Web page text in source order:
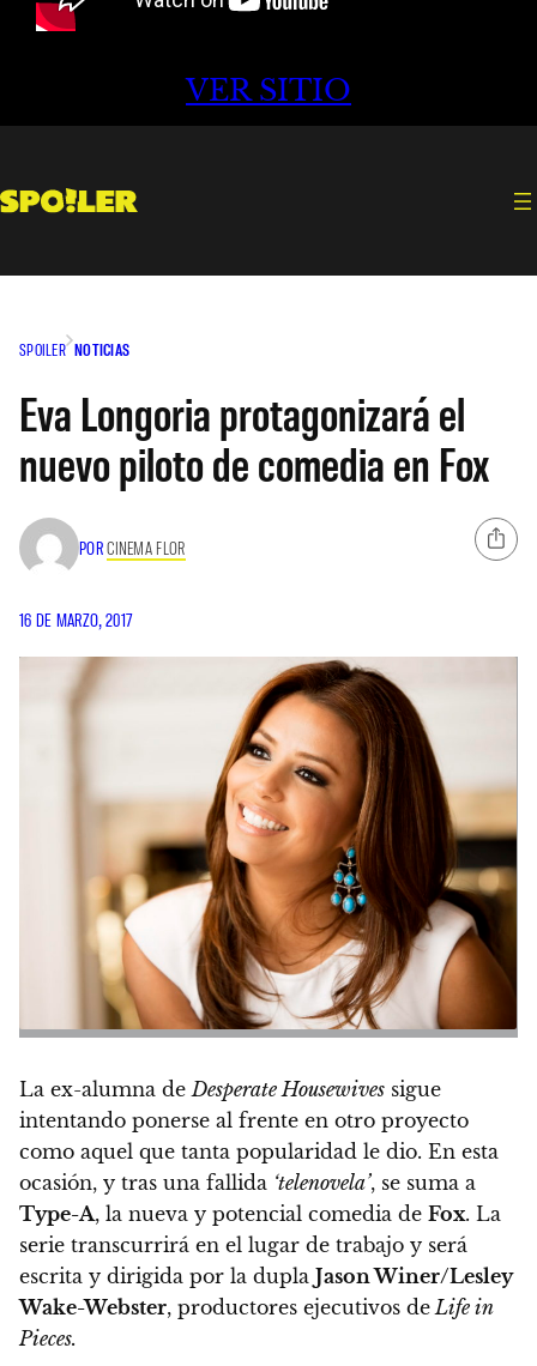
VER SITIO
SPOILER NOTICIAS
Eva Longoria protagonizará el
nuevo piloto de comedia en Fox
PORCINEMA FLOR
16 DE MARZO, 2017
La ex-alumna deDesperate Housewives sigue
intentando ponerse al frente en otro proyecto
como aquel que tanta popularidad le dio. En esta
ocasión, y tras una fallida ‘telenovela’, se suma a
Type-A, la nueva y potencial comedia de Fox. La
serie transcurrirá en el lugar de trabajo y será
escrita y dirigida por la dupla Jason Winer/Lesley
Wake-Webster, productores ejecutivos deLife in
Pieces.